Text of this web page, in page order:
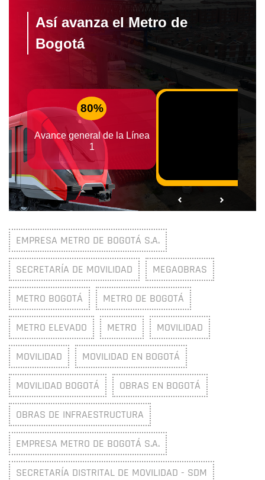
EMPRESA METRO DE BOGOTÁ S.A.
SECRETARÍA DE MOVILIDAD MEGAOBRAS
METRO BOGOTÁ METRO DE BOGOTÁ
METRO ELEVADO METRO MOVILIDAD
MOVILIDAD MOVILIDAD EN BOGOTÁ
MOVILIDAD BOGOTÁ OBRAS EN BOGOTÁ
OBRAS DE INFRAESTRUCTURA
EMPRESA METRO DE BOGOTÁ S.A.
SECRETARÍA DISTRITAL DE MOVILIDAD - SDM